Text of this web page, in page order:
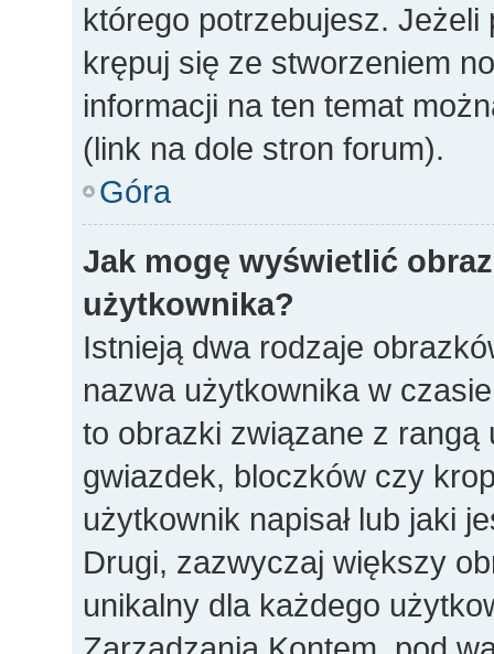
którego potrzebujesz.
krępuj się ze stworzeniem
informacji na ten temat
(link na dole stron forum).
Góra
Jak mogę wyświetlić
użytkownika?
Istnieją dwa rodzaje
nazwa użytkownika w
to obrazki związane z
gwiazdek, bloczków czy
użytkownik napisał lub jaki
Drugi, zazwyczaj większy
unikalny dla każdego